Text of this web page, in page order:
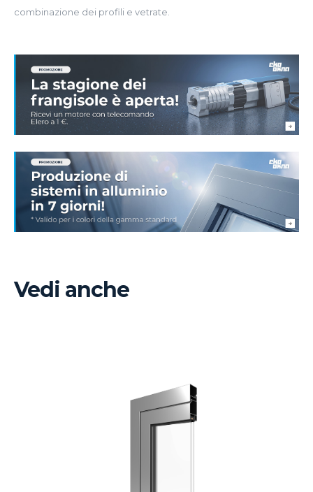
combinazione dei profili e vetrate.
Vedi anche